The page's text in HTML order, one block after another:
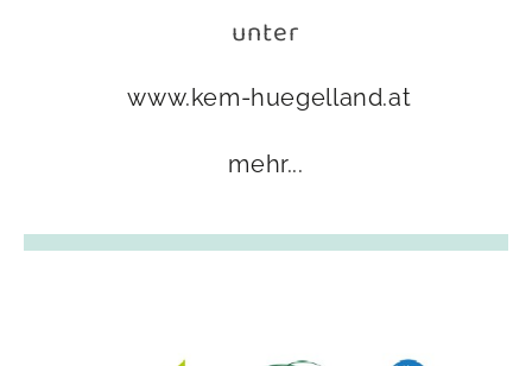
unter
www.kem-huegelland.at
mehr...